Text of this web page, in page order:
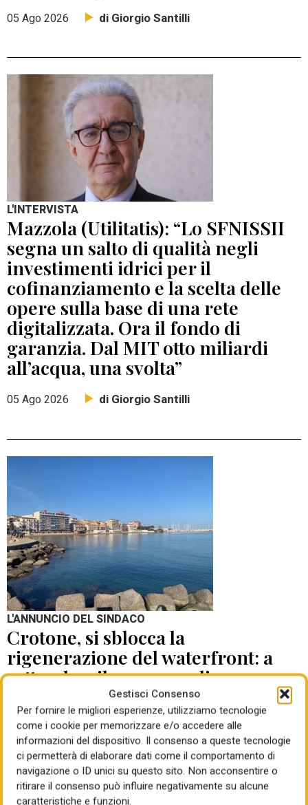
Gestisci Consenso
Per fornire le migliori esperienze, utilizziamo tecnologie
come i cookie per memorizzare e/o accedere alle
informazioni del dispositivo. Il consenso a queste tecnologie
ci permetterà di elaborare dati come il comportamento di
navigazione o ID unici su questo sito. Non acconsentire o
ritirare il consenso può influire negativamente su alcune
caratteristiche e funzioni.
05 Ago 2026 di Giorgio Santilli
L'INTERVISTA
Mazzola (Utilitatis): “Lo SFNISSII
segna un salto di qualità negli
investimenti idrici per il
cofinanziamento e la scelta delle
opere sulla base di una rete
digitalizzata. Ora il fondo di
garanzia. Dal MIT otto miliardi
all’acqua, una svolta”
05 Ago 2026 di Giorgio Santilli
L'ANNUNCIO DEL SINDACO
Crotone, si sblocca la
rigenerazione del waterfront: a
settembre il concorso di
progettazione
05 Ago 2026 di Mauro Giansante